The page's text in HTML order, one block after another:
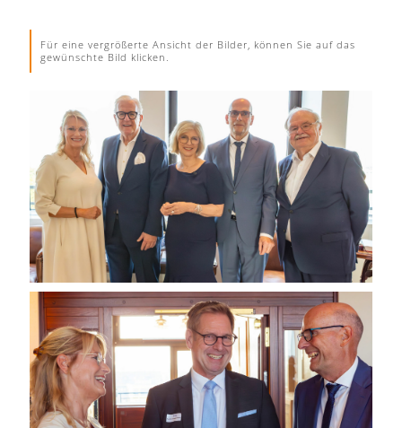
Für eine vergrößerte Ansicht der Bilder, können Sie auf das
gewünschte Bild klicken.